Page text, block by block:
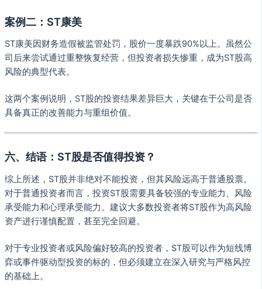
案例二：ST康美
ST康美因财务造假被监管处罚，股价一度暴跌90%以上。虽然公
司后来尝试通过重整恢复经营，但投资者损失惨重，成为ST股高
风险的典型代表。
这两个案例说明，ST股的投资结果差异巨大，关键在于公司是否
具备真正的改善能力与重组价值。
六、结语：ST股是否值得投资？
综上所述，ST股并非绝对不能投资，但其风险远高于普通股票。
对于普通投资者而言，投资ST股需要具备较强的专业能力、风险
承受能力和心理承受能力。建议大多数投资者将ST股作为高风险
资产进行谨慎配置，甚至完全回避。
对于专业投资者或风险偏好较高的投资者，ST股可以作为短线博
弈或事件驱动型投资的标的，但必须建立在深入研究与严格风控
的基础上。